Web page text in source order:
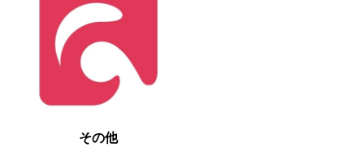
その他